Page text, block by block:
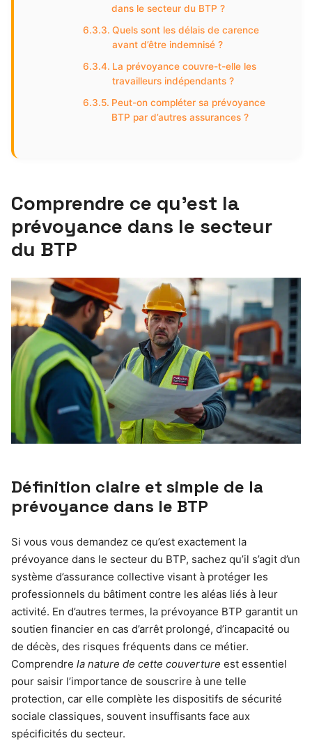
dans le secteur du BTP ?
Quels sont les délais de carence
avant d’être indemnisé ?
La prévoyance couvre-t-elle les
travailleurs indépendants ?
Peut-on compléter sa prévoyance
BTP par d’autres assurances ?
Comprendre ce qu’est la
prévoyance dans le secteur
du BTP
Définition claire et simple de la
prévoyance dans le BTP
Si vous vous demandez ce qu’est exactement la
prévoyance dans le secteur du BTP, sachez qu’il s’agit d’un
système d’assurance collective visant à protéger les
professionnels du bâtiment contre les aléas liés à leur
activité. En d’autres termes, la prévoyance BTP garantit un
soutien financier en cas d’arrêt prolongé, d’incapacité ou
de décès, des risques fréquents dans ce métier.
Comprendre la nature de cette couverture est essentiel
pour saisir l’importance de souscrire à une telle
protection, car elle complète les dispositifs de sécurité
sociale classiques, souvent insuffisants face aux
spécificités du secteur.